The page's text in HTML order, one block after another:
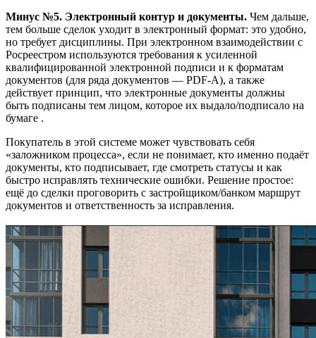
Минус №5. Электронный контур и документы. Чем дальше,
тем больше сделок уходит в электронный формат: это удобно,
но требует дисциплины. При электронном взаимодействии с
Росреестром используются требования к усиленной
квалифицированной электронной подписи и к форматам
документов (для ряда документов — PDF-A), а также
действует принцип, что электронные документы должны
быть подписаны тем лицом, которое их выдало/подписало на
бумаге .
Покупатель в этой системе может чувствовать себя
«заложником процесса», если не понимает, кто именно подаёт
документы, кто подписывает, где смотреть статусы и как
быстро исправлять технические ошибки. Решение простое:
ещё до сделки проговорить с застройщиком/банком маршрут
документов и ответственность за исправления.